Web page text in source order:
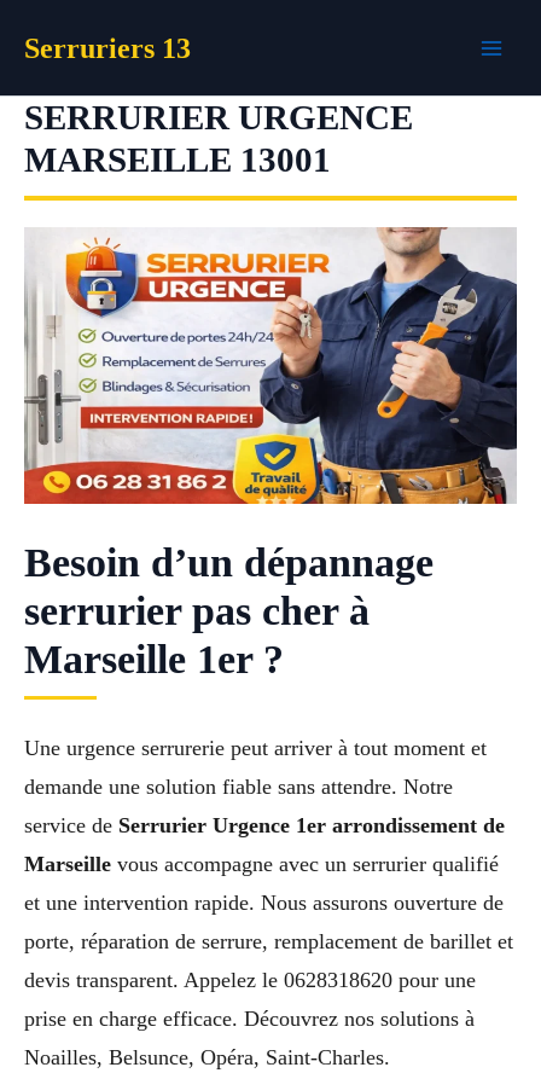
Serruriers 13
SERRURIER URGENCE
MARSEILLE 13001
Besoin d’un dépannage
serrurier pas cher à
Marseille 1er ?
Une urgence serrurerie peut arriver à tout moment et
demande une solution fiable sans attendre. Notre
service de Serrurier Urgence 1er arrondissement de
Marseille vous accompagne avec un serrurier qualifié
et une intervention rapide. Nous assurons ouverture de
porte, réparation de serrure, remplacement de barillet et
devis transparent. Appelez le 0628318620 pour une
prise en charge efficace. Découvrez nos solutions à
Noailles, Belsunce, Opéra, Saint-Charles.